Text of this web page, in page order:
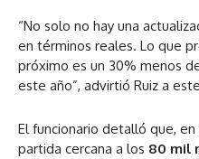
“No solo no hay una
en términos reales. Lo que
próximo es un 30% menos
este año”, advirtió Ruiz a
El funcionario detalló que,
partida cercana a los 80 mil